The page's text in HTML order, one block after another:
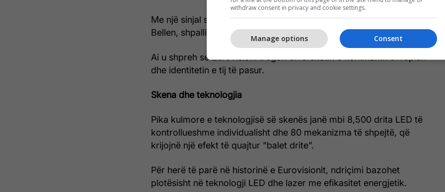
Me një sinjal simbolik nisjeje, presidenti i Austrisë, Alexander Van der
Bellen, shpalli zyrtarisht hapjen e skenës.
Ai u shpreh se Eurovisioni tregon diversitetin e kontinentit evropian
dhe identitetin e tij të pasur.
Skena dhe teknologjia
Pika kulmore e teknologjisë së skenës janë mbi 8,500 drita LED të
kontrollueshme individualisht dhe 80 mekanizma të shpejtë, që
krijojnë një efekt të quajtur “balet drite”.
Për herë të parë në historinë e Eurovisionit, ndriçimi bazohet
plotësisht në teknologji LED dhe lazer me efikasitet energjetik.
withdraw consent in privacy and cookie settings.
Consent
Manage options